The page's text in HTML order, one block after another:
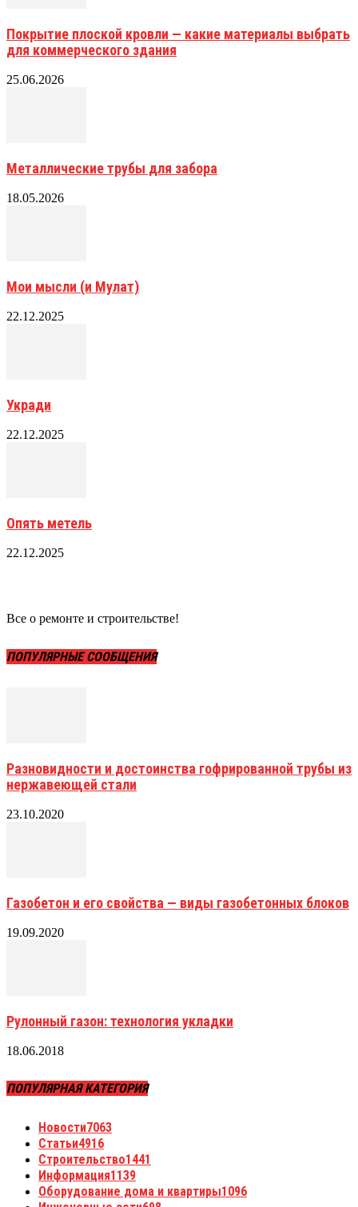
Покрытие плоской кровли — какие материалы выбрать
для коммерческого здания
25.06.2026
Металлические трубы для забора
18.05.2026
Мои мысли (и Мулат)
22.12.2025
Укради
22.12.2025
Опять метель
22.12.2025
Все о ремонте и строительстве!
ПОПУЛЯРНЫЕ СООБЩЕНИЯ
Разновидности и достоинства гофрированной трубы из
нержавеющей стали
23.10.2020
Газобетон и его свойства — виды газобетонных блоков
19.09.2020
Рулонный газон: технология укладки
18.06.2018
ПОПУЛЯРНАЯ КАТЕГОРИЯ
Новости7063
Статьи4916
Строительство1441
Информация1139
Оборудование дома и квартиры1096